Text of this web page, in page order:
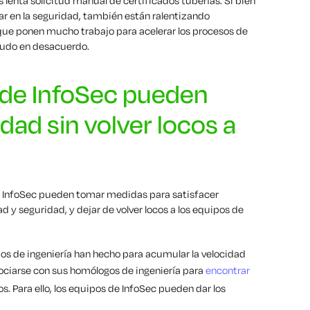
en la seguridad, también están ralentizando
ponen mucho trabajo para acelerar los procesos de
en desacuerdo.
InfoSec pueden
sin volver locos a
pueden tomar medidas para satisfacer
y seguridad, y dejar de volver locos a los equipos de
de ingeniería han hecho para acumular la velocidad
con sus homólogos de ingeniería para encontrar
Para ello, los equipos de InfoSec pueden dar los